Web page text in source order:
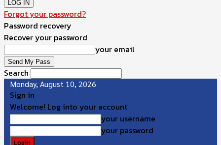
Forgot your password?
Password recovery
Recover your password
your email
Search
Monday, August 10, 2026
Sign in
Welcome! Log into your account
your username
your password